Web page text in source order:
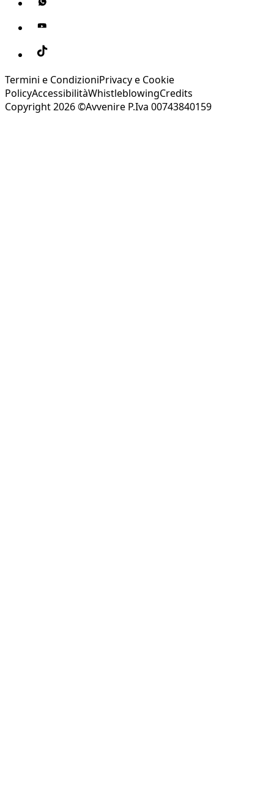
Termini e CondizioniPrivacy e Cookie
PolicyAccessibilitàWhistleblowingCredits
Copyright 2026 ©Avvenire P.Iva 00743840159